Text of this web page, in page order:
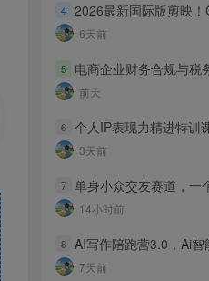
4 2026最新国际版剪映！CapCut众多付费功能免费用，一键字幕
6天前
5 电商企业财务合规与税务优化实战，从行业合规大势切入，系统
前天
6 个人IP表现力精进特训课：打磨镜头表达与人设
3天前
7 单身小众交友赛道，一个人每天轻松到手
14小时前
8 AI写作陪跑营3.0，Ai智能体创建写作skill（workbuddy）+人工手写模式（手搓模式
7天前